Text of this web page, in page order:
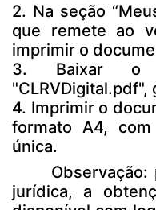
2. Na seção
que remete ao
imprimir o
3. Baixar o
"CLRVDigital.pdf",
4. Imprimir o
formato A4,
única.
Observação:
jurídica, a